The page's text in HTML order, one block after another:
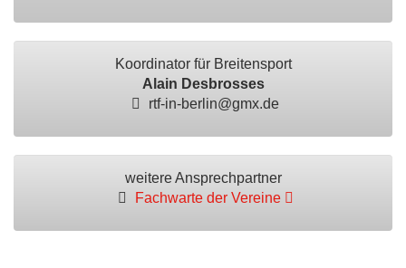
Koordinator für Breitensport
Alain Desbrosses
rtf-in-berlin@gmx.de
weitere Ansprechpartner
Fachwarte der Vereine